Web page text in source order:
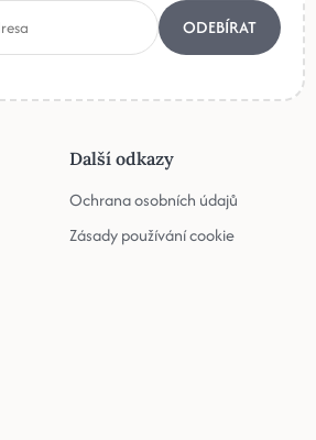
ODEBÍRAT
Další odkazy
Ochrana osobních údajů
Zásady používání cookie